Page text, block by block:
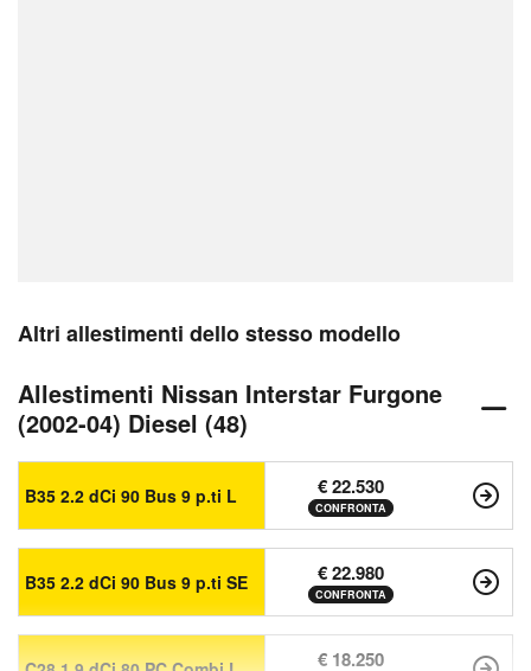
Altri allestimenti dello stesso modello
Allestimenti Nissan Interstar Furgone
(2002-04) Diesel (48)
B35 2.2 dCi 90 Bus 9 p.ti L € 22.530
CONFRONTA
B35 2.2 dCi 90 Bus 9 p.ti SE € 22.980
CONFRONTA
€ 18.250